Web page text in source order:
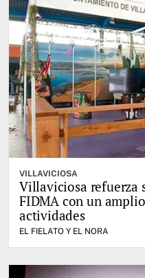
VILLAVICIOSA
Villaviciosa refuerza
FIDMA con un
actividades
EL FIELATO Y EL NORA